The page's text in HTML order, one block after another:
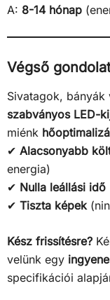
A: 8-14 hónap
Végső
Sivatagok,
szabványos LED-
miénk
✔ Alacsonyabb
energia)
✔ Nulla leállási idő
✔ Tiszta képek
Kész frissítésre?
velünk egy
specifikációi